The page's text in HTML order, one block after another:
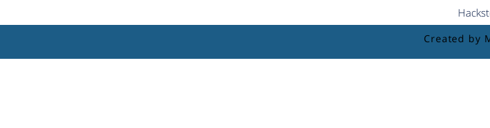
Created by